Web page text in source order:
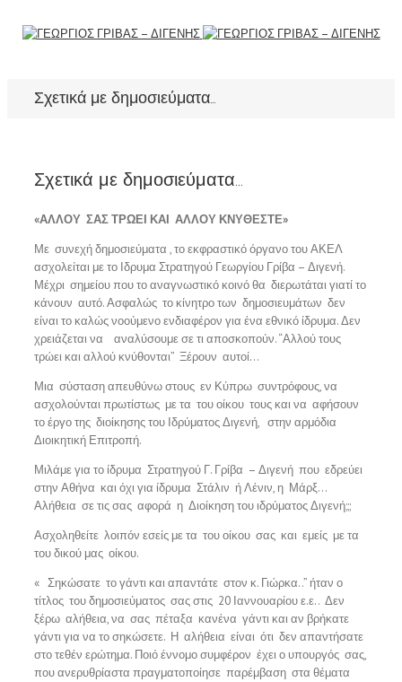
Σχετικά με δημοσιεύματα…
Σχετικά με δημοσιεύματα…
«ΑΛΛΟΥ ΣΑΣ ΤΡΩΕΙ ΚΑΙ ΑΛΛΟΥ ΚΝΥΘΕΣΤΕ»
Με συνεχή δημοσιεύματα , το εκφραστικό όργανο του ΑΚΕΛ
ασχολείται με το Ιδρυμα Στρατηγού Γεωργίου Γρίβα – Διγενή.
Μέχρι σημείου που το αναγνωστικό κοινό θα διερωτάται γιατί το
κάνουν αυτό. Ασφαλώς το κίνητρο των δημοσιευμάτων δεν
είναι το καλώς νοούμενο ενδιαφέρον για ένα εθνικό ίδρυμα. Δεν
χρειάζεται να αναλύσουμε σε τι αποσκοπούν. “Αλλού τους
τρώει και αλλού κνύθονται” Ξέρουν αυτοί…
Μια σύσταση απευθύνω στους εν Κύπρω συντρόφους, να
ασχολούνται πρωτίστως με τα του οίκου τους και να αφήσουν
το έργο της διοίκησης του Ιδρύματος Διγενή, στην αρμόδια
Διοικητική Επιτροπή.
Μιλάμε για το ίδρυμα Στρατηγού Γ. Γρίβα – Διγενή που εδρεύει
στην Αθήνα και όχι για ίδρυμα Στάλιν ή Λένιν, η Μάρξ…
Αλήθεια σε τις σας αφορά η Διοίκηση του ιδρύματος Διγενή;;;
Ασχοληθείτε λοιπόν εσείς με τα του οίκου σας και εμείς με τα
του δικού μας οίκου.
« Σηκώσατε το γάντι και απαντάτε στον κ. Γιώρκα..” ήταν ο
τίτλος του δημοσιεύματος σας στις 20 Ιαννουαρίου ε.ε.. Δεν
ξέρω αλήθεια, να σας πέταξα κανένα γάντι και αν βρήκατε
γάντι για να το σηκώσετε. Η αλήθεια είναι ότι δεν απαντήσατε
στο τεθέν ερώτημα. Ποιό έννομο συμφέρον έχει ο υπουργός σας,
που ανερυθρίαστα πραγματοποίησε παρέμβαση στα θέματα